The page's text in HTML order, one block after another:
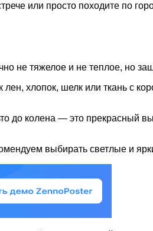
или просто походите по
не тяжелое и не теплое, но
лен, хлопок, шелк или ткань с
до колена — это прекрасный
выбирать светлые и